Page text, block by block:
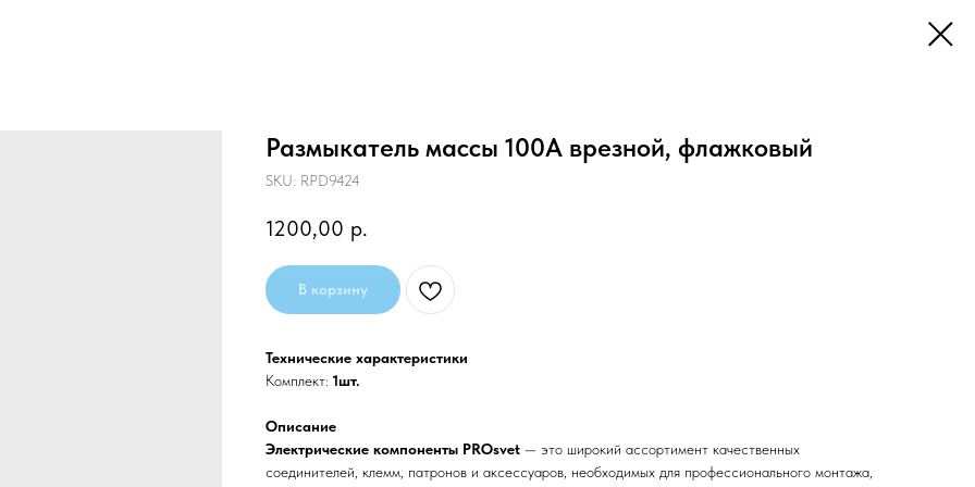
Размыкатель массы 100A врезной, флажковый
SKU: RPD9424
1200,00 р.
В корзину
Технические характеристики
Комплект: 1шт.
Описание
Электрические компоненты PROsvet — это широкий ассортимент качественных
соединителей, клемм, патронов и аксессуаров, необходимых для профессионального монтажа,